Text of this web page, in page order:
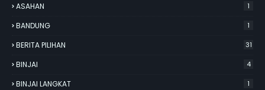
ASAHAN 1
BANDUNG 1
BERITA PILIHAN 31
BINJAI 4
BINJAI LANGKAT 1